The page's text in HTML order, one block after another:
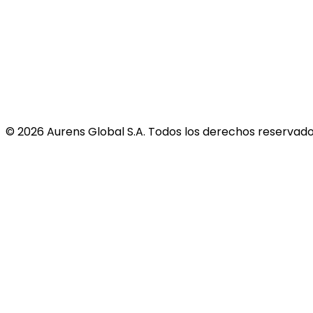
©2026Aurens Global S.A. Todos los derechos